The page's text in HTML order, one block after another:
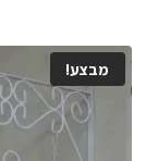
מבצע!